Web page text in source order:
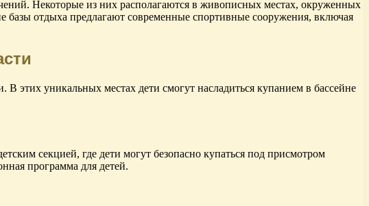
Некоторые из них располагаются в живописных местах, окруженных
базы отдыха предлагают современные спортивные сооружения, включая
В этих уникальных местах дети смогут насладиться купанием в бассейне
секцией, где дети могут безопасно купаться под присмотром
программа для детей.